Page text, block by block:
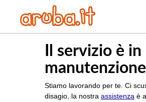
Il servizio è in
manutenzione
Stiamo lavorando per te. Ci
disagio, la nostra assistenza è